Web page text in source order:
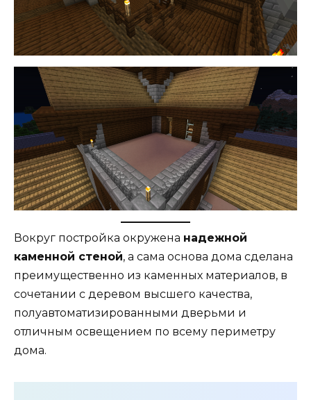
Вокруг постройка окружена надежной
каменной стеной, а сама основа дома сделана
преимущественно из каменных материалов, в
сочетании с деревом высшего качества,
полуавтоматизированными дверьми и
отличным освещением по всему периметру
дома.